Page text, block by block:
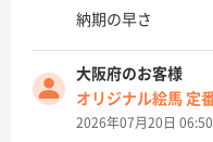
納期の早さ
大阪府のお客様
オリジナル絵馬 定
2026年07月20日 06:50